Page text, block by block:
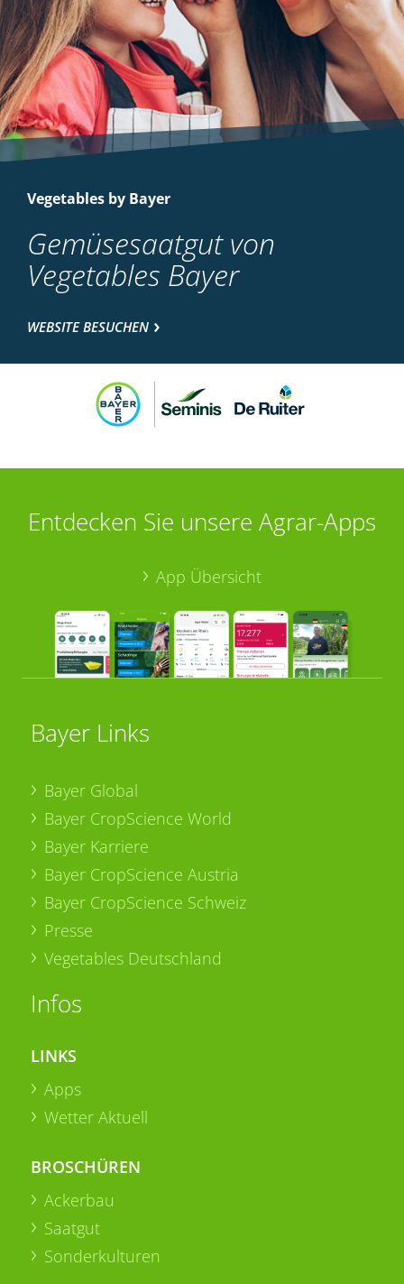
Vegetables by Bayer
Gemüsesaatgut von
Vegetables Bayer
WEBSITE BESUCHEN
Entdecken Sie unsere Agrar-Apps
App Übersicht
Bayer Links
Bayer Global
Bayer CropScience World
Bayer Karriere
Bayer CropScience Austria
Bayer CropScience Schweiz
Presse
Vegetables Deutschland
Infos
LINKS
Apps
Wetter Aktuell
BROSCHÜREN
Ackerbau
Saatgut
Sonderkulturen